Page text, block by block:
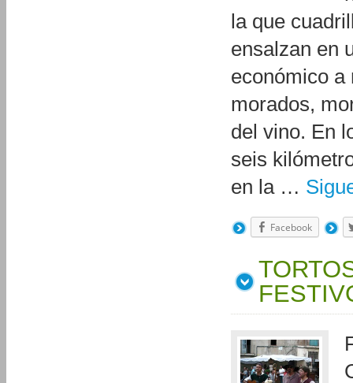
la que
ensalzan en
económico a
morados,
del vino. En
seis
en la …
Facebook